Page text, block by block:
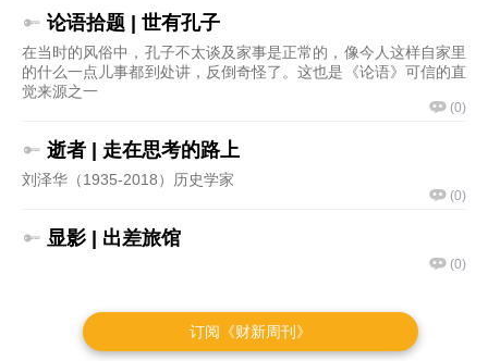
订阅《财新周刊》